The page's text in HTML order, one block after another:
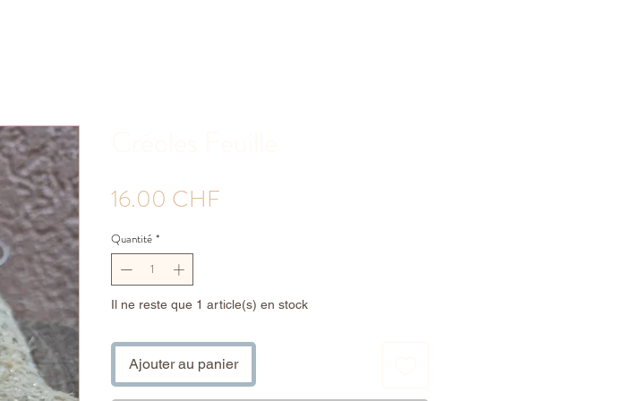
16.00 CHF
Quantité *
Il ne reste que 1 article(s) en stock
Ajouter au panier